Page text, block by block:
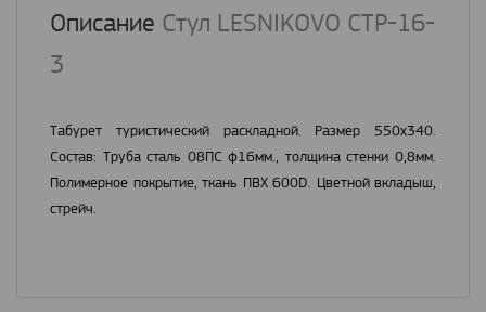
Описание Стул LESNIKOVO СТР-16-
3
Табурет туристический раскладной. Размер 550х340.
Состав: Труба сталь 08ПС ф16мм., толщина стенки 0,8мм.
Полимерное покрытие, ткань ПВХ 600D. Цветной вкладыш,
стрейч.